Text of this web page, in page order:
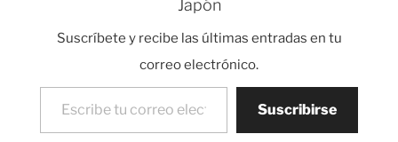
Japón
Suscríbete y recibe las últimas entradas en tu
correo electrónico.
Escribe tu correo electrónico…
Suscribirse